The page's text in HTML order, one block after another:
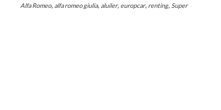
Alfa Romeo, alfa romeo giulia, aluiler, europcar, renting, Super